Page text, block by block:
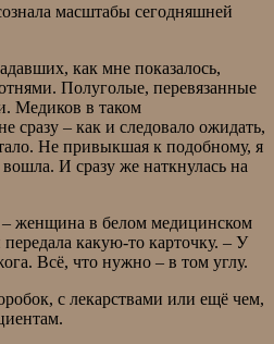
масштабы сегодняшней
как мне показалось,
Полуголые, перевязанные
Медиков в таком
сразу – как и следовало ожидать,
Не привыкшая к подобному, я
И сразу же наткнулась на
женщина в белом медицинском
какую-то карточку. – У
Всё, что нужно – в том углу.
с лекарствами или ещё чем,